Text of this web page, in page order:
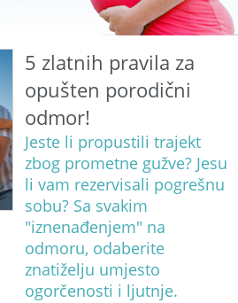
5 zlatnih pravila za
opušten porodični
odmor!
Jeste li propustili trajekt
zbog prometne gužve? Jesu
li vam rezervisali pogrešnu
sobu? Sa svakim
"iznenađenjem" na
odmoru, odaberite
znatiželju umjesto
ogorčenosti i ljutnje.